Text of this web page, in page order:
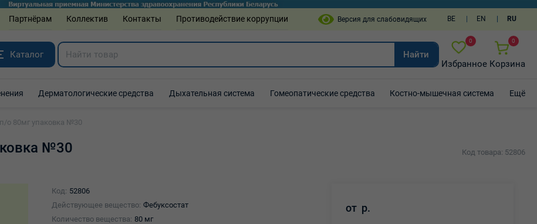
Партнёрам Коллектив Контакты Противодействие коррупции BE EN RU
Каталог Найти
0
Избранное
0
Корзина
Дерматологические средства Дыхательная система Гомеопатические средства Костно-мышечная система Ещё
о 80мг упаковка №30
№30 Код товара: 52806
Код: 52806
Действующее вещество: Фебуксостат
Количество вещества: 80 мг
от р.